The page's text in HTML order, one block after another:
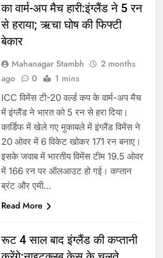
का वार्म-अप मैच हारी:इंग्लैंड ने 5 रन
से हराया; ऋचा घोष की फिफ्टी
बेकार
Mahanagar Stambh
2 months
ago
0 1 mins
ICC विमेंस टी-20 वर्ल्ड कप के वार्म-अप मैच
में इंग्लैंड ने भारत को 5 रन से हरा दिया।
कार्डिफ में खेले गए मुकाबले में इंग्लैंड विमेंस ने
20 ओवर में 6 विकेट खोकर 171 रन बनाए।
इसके जवाब में भारतीय विमेंस टीम 19.5 ओवर
में 166 रन पर ऑलआउट हो गई। कप्तान
ब्रंट और एमी…
Read More
रूट 4 साल बाद इंग्लैंड की कप्तानी